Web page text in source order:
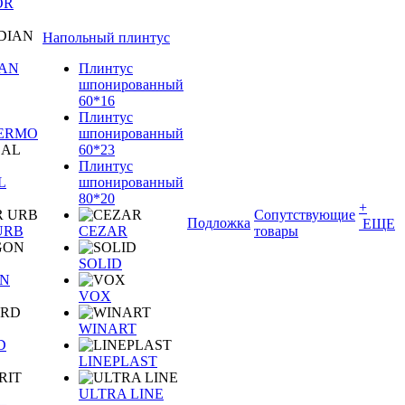
Напольный плинтус
Плинтус
шпонированный
60*16
Плинтус
шпонированный
60*23
Плинтус
шпонированный
80*20
CEZAR
SOLID
VOX
WINART
LINEPLAST
ULTRA LINE
Подложка
Сопутствующие
товары
+
ЕЩЕ